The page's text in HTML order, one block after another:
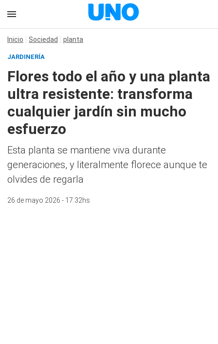
Inicio Sociedad planta
JARDINERÍA
Flores todo el año y una planta
ultra resistente: transforma
cualquier jardín sin mucho
esfuerzo
Esta planta se mantiene viva durante
generaciones, y literalmente florece aunque te
olvides de regarla
26 de mayo 2026 - 17:32hs